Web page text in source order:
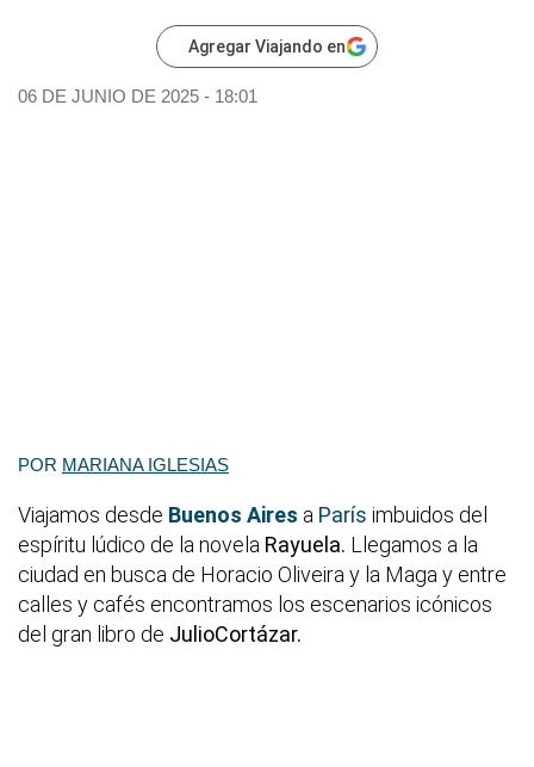
Agregar Viajando en
06 DE JUNIO DE 2025 - 18:01
POR MARIANA IGLESIAS
Viajamos desde Buenos Aires a París imbuidos del
espíritu lúdico de la novela Rayuela. Llegamos a la
ciudad en busca de Horacio Oliveira y la Maga y entre
calles y cafés encontramos los escenarios icónicos
del gran libro de JulioCortázar.